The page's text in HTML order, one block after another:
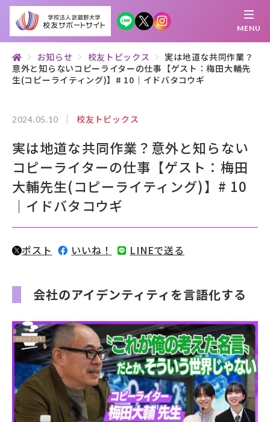
MENU
集 う 学 ぶ 知 る 探 す 繋がる
校友サポートサイトとは
母校について
むらさき会・くれない会について
お知らせ
募財（寄付）
採用情報
各種手続き・ご案内
卒業後の学び
お知らせ 校友トピックス
実は地道な共同作業？
意外と知らないコピーライターの仕事【ゲスト：梅田大輔先
生(コピーライティング)】# 10｜イドバタコウギ
2024.05.10 校友トピックス
実は地道な共同作業？意外と知らない
コピーライターの仕事【ゲスト：梅田
大輔先生(コピーライティング)】# 10
｜イドバタコウギ
ポスト いいね！ LINEで送る
会社のアイデンティティを言語化する